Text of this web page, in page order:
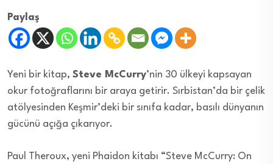
Paylaş
Yeni bir kitap, Steve McCurry’nin 30 ülkeyi kapsayan
okur fotoğraflarını bir araya getirir. Sırbistan’da bir çelik
atölyesinden Keşmir’deki bir sınıfa kadar, basılı dünyanın
gücünü açığa çıkarıyor.
Paul Theroux, yeni Phaidon kitabı “Steve McCurry: On